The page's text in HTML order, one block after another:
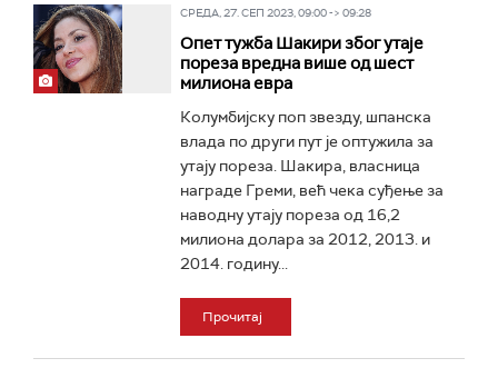
СРЕДА, 27. СЕП 2023, 09:00 -> 09:28
Опет тужба Шакири због утаје
пореза вредна више од шест
милиона евра
Колумбијску поп звезду, шпанска
влада по други пут је оптужила за
утају пореза. Шакира, власница
награде Греми, већ чека суђење за
наводну утају пореза од 16,2
милиона долара за 2012, 2013. и
2014. годину...
Прочитај